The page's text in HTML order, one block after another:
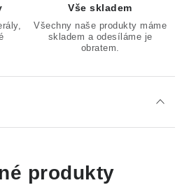
Vše skladem
Všechny naše produkty máme
skladem a odesíláme je
obratem.
produkty